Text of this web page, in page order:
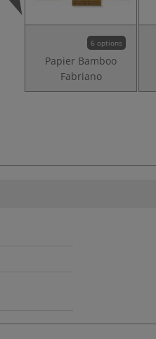
6 options
Papier Bamboo
Fabriano